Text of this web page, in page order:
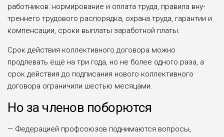
работников: норми­рование и оплата труда, правила вну­
треннего трудового распорядка, охра­на труда, гарантии и
компенсации, сроки выплаты заработной платы.
Срок действия коллективного дого­вора можно
продлевать ещё на три года, но не более одного раза, а
срок действия до подписания нового кол­лективного
договора ограничили шестью месяцами.
Но за членов поборются
— Федерацией профсоюзов подни­маются вопросы,